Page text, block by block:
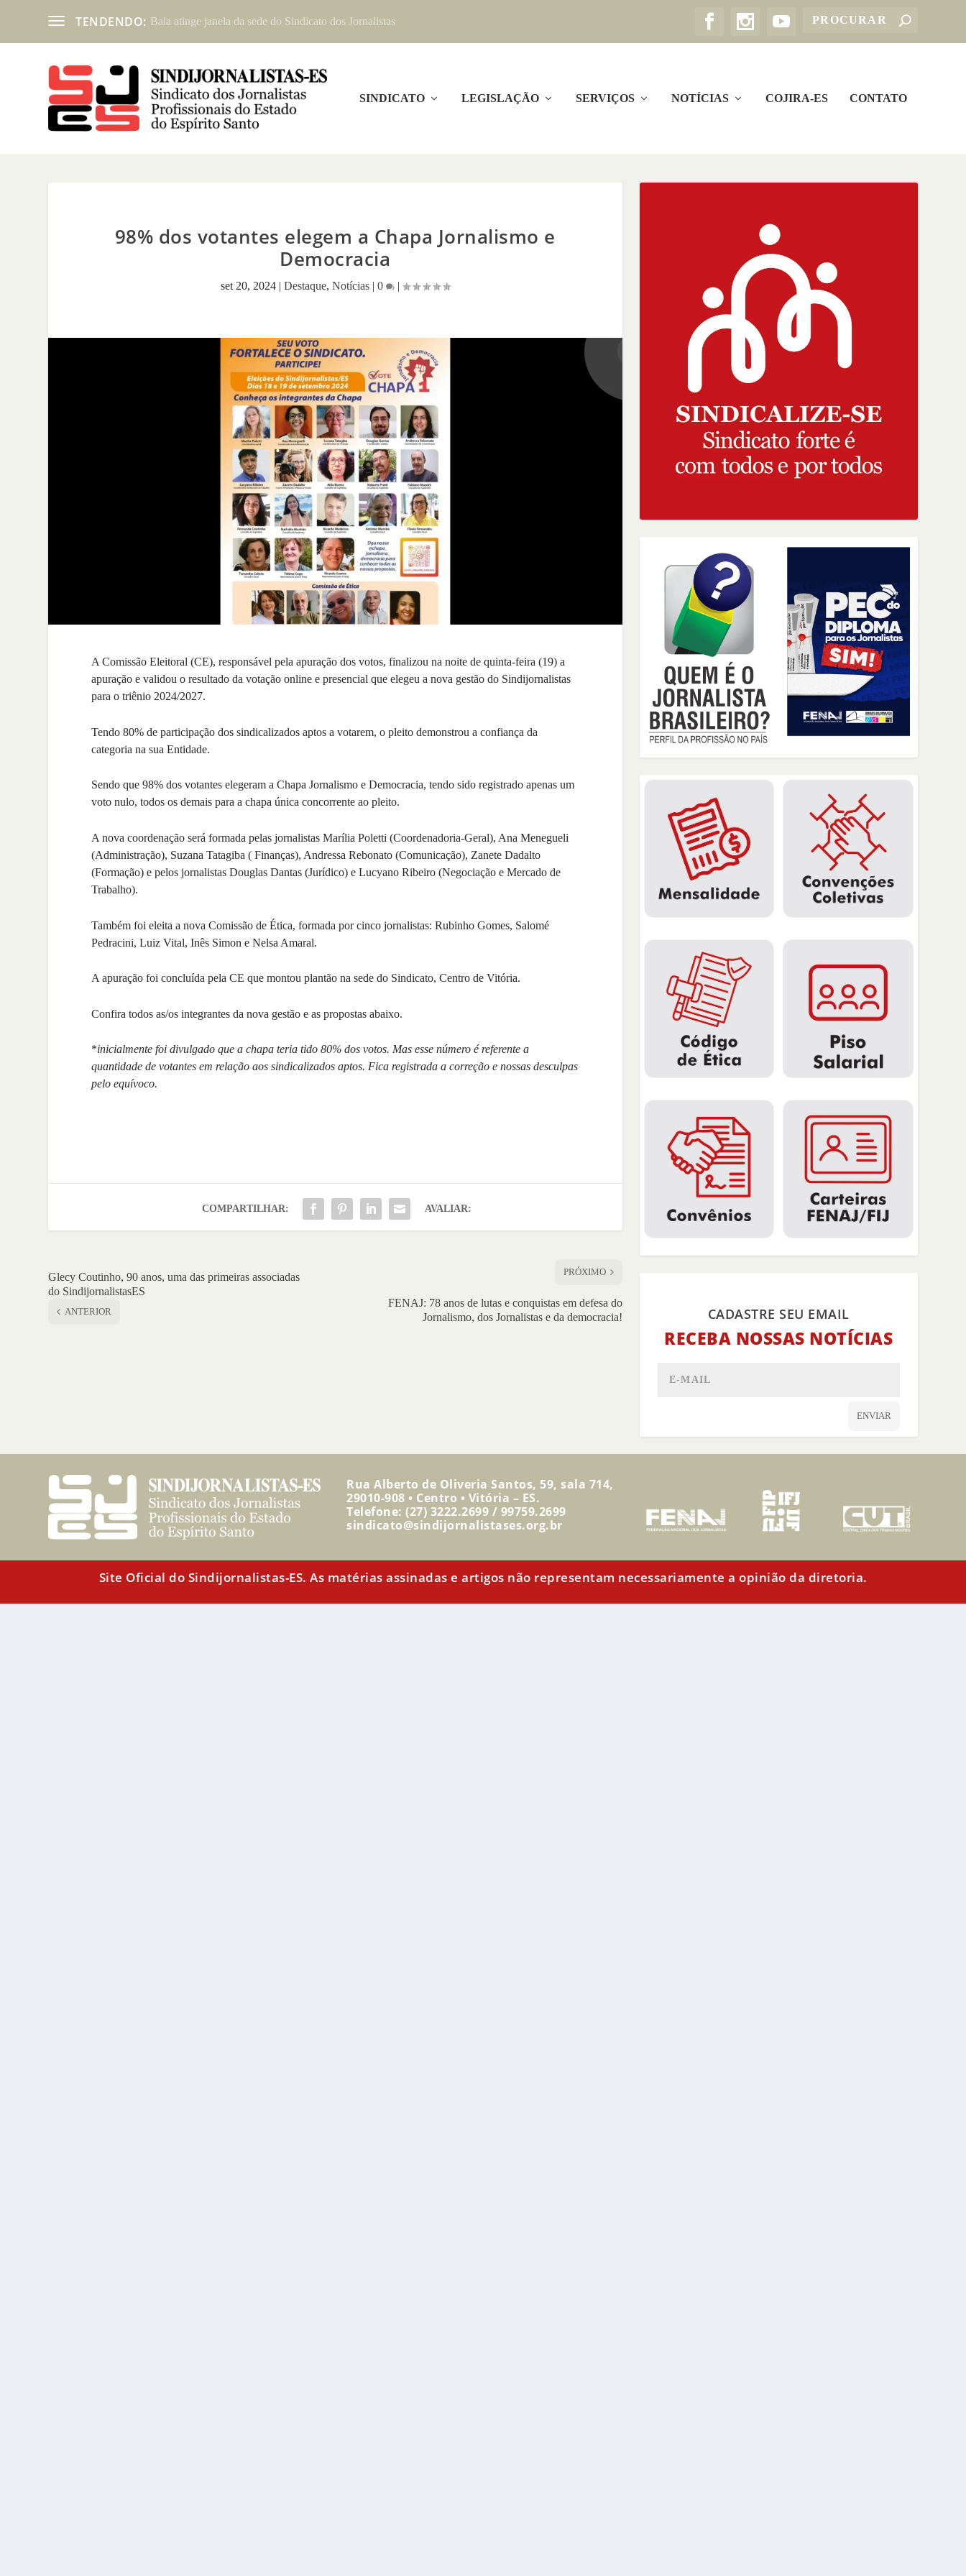
TENDENDO: Bala atinge janela da sede do Sindicato dos Jornalistas
SINDICATO LEGISLAÇÃO SERVIÇOS NOTÍCIAS COJIRA-ES CONTATO
98% dos votantes elegem a Chapa Jornalismo e
Democracia
set 20, 2024| Destaque, Notícias| 0 |
A Comissão Eleitoral (CE), responsável pela apuração dos votos, finalizou na noite de quinta-feira (19) a
apuração e validou o resultado da votação online e presencial que elegeu a nova gestão do Sindijornalistas
para o triênio 2024/2027.
Tendo 80% de participação dos sindicalizados aptos a votarem, o pleito demonstrou a confiança da
categoria na sua Entidade.
Sendo que 98% dos votantes elegeram a Chapa Jornalismo e Democracia, tendo sido registrado apenas um
voto nulo, todos os demais para a chapa única concorrente ao pleito.
A nova coordenação será formada pelas jornalistas Marília Poletti (Coordenadoria-Geral), Ana Menegueli
(Administração), Suzana Tatagiba ( Finanças), Andressa Rebonato (Comunicação), Zanete Dadalto
(Formação) e pelos jornalistas Douglas Dantas (Jurídico) e Lucyano Ribeiro (Negociação e Mercado de
Trabalho).
Também foi eleita a nova Comissão de Ética, formada por cinco jornalistas: Rubinho Gomes, Salomé
Pedracini, Luiz Vital, Inês Simon e Nelsa Amaral.
A apuração foi concluída pela CE que montou plantão na sede do Sindicato, Centro de Vitória.
Confira todos as/os integrantes da nova gestão e as propostas abaixo.
*inicialmente foi divulgado que a chapa teria tido 80% dos votos. Mas esse número é referente a
quantidade de votantes em relação aos sindicalizados aptos. Fica registrada a correção e nossas desculpas
pelo equívoco.
COMPARTILHAR: AVALIAR:
Glecy Coutinho, 90 anos, uma das primeiras associadas
do SindijornalistasES
ANTERIOR
PRÓXIMO
FENAJ: 78 anos de lutas e conquistas em defesa do
Jornalismo, dos Jornalistas e da democracia!
CADASTRE SEU EMAIL
RECEBA NOSSAS NOTÍCIAS
ENVIAR
Rua Alberto de Oliveria Santos, 59, sala 714,
29010-908 • Centro • Vitória – ES.
Telefone: (27) 3222.2699 / 99759.2699
sindicato@sindijornalistases.org.br
Site Oficial do Sindijornalistas-ES. As matérias assinadas e artigos não representam necessariamente a opinião da diretoria.